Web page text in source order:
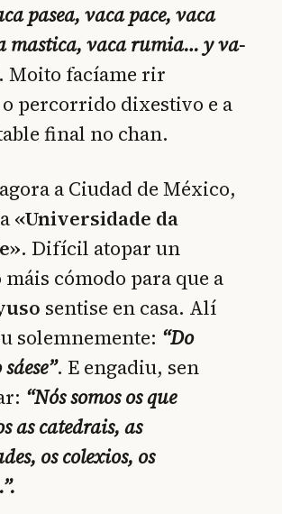
pasea, vaca pace, vaca
mastica, vaca rumia… y va-
Moito facíame rir
percorrido dixestivo e a
final no chan.
a Ciudad de México,
«Universidade da
. Difícil atopar un
cómodo para que a
sentise en casa. Alí
solemnemente: “Do
. E engadiu, sen
“Nós somos os que
as catedrais, as
os colexios, os